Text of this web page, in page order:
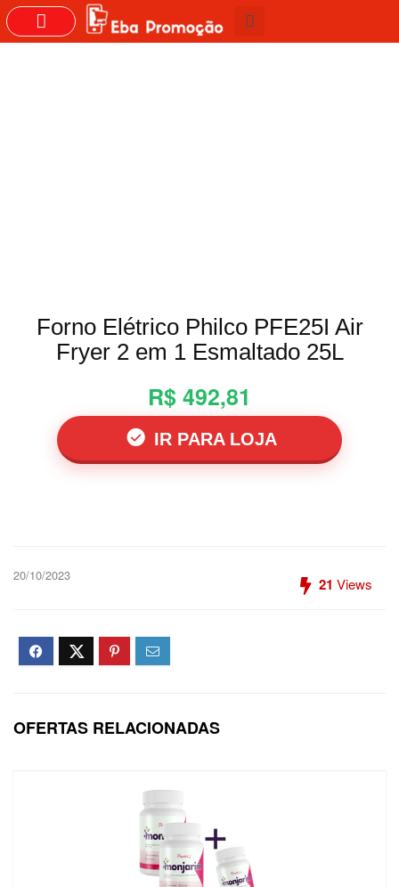
Forno Elétrico Philco PFE25I Air
Fryer 2 em 1 Esmaltado 25L
R$ 492,81
IR PARA LOJA
20/10/2023 21 Views
OFERTAS RELACIONADAS